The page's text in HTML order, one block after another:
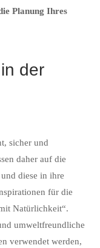
Planung Ihres
der
sicher und
daher auf die
diese in ihre
für die
Natürlichkeit“.
umweltfreundliche
verwendet werden,